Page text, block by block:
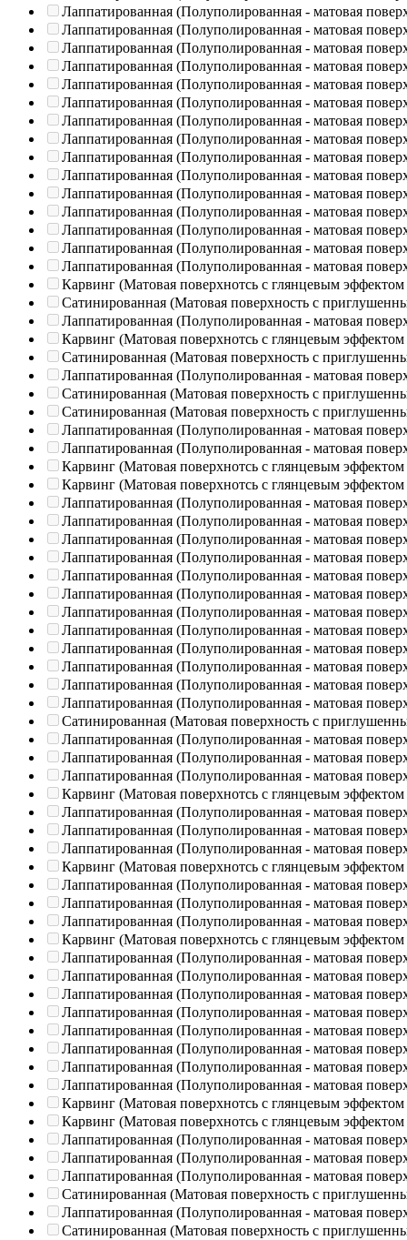
Лаппатированная (Полуполированная - матовая
Лаппатированная (Полуполированная - матовая
Лаппатированная (Полуполированная - матовая
Лаппатированная (Полуполированная - матовая
Лаппатированная (Полуполированная - матовая
Лаппатированная (Полуполированная - матовая
Лаппатированная (Полуполированная - матовая
Лаппатированная (Полуполированная - матовая
Лаппатированная (Полуполированная - матовая
Лаппатированная (Полуполированная - матовая
Лаппатированная (Полуполированная - матовая
Лаппатированная (Полуполированная - матовая
Лаппатированная (Полуполированная - матовая
Лаппатированная (Полуполированная - матовая
Лаппатированная (Полуполированная - матовая
Карвинг (Матовая поверхнотсь с глянцевым эффектом
Сатинированная (Матовая поверхность с
Лаппатированная (Полуполированная - матовая
Карвинг (Матовая поверхнотсь с глянцевым эффектом
Сатинированная (Матовая поверхность с
Лаппатированная (Полуполированная - матовая
Сатинированная (Матовая поверхность с
Сатинированная (Матовая поверхность с
Лаппатированная (Полуполированная - матовая
Лаппатированная (Полуполированная - матовая
Карвинг (Матовая поверхнотсь с глянцевым эффектом
Карвинг (Матовая поверхнотсь с глянцевым эффектом
Лаппатированная (Полуполированная - матовая
Лаппатированная (Полуполированная - матовая
Лаппатированная (Полуполированная - матовая
Лаппатированная (Полуполированная - матовая
Лаппатированная (Полуполированная - матовая
Лаппатированная (Полуполированная - матовая
Лаппатированная (Полуполированная - матовая
Лаппатированная (Полуполированная - матовая
Лаппатированная (Полуполированная - матовая
Лаппатированная (Полуполированная - матовая
Лаппатированная (Полуполированная - матовая
Лаппатированная (Полуполированная - матовая
Сатинированная (Матовая поверхность с
Лаппатированная (Полуполированная - матовая
Лаппатированная (Полуполированная - матовая
Лаппатированная (Полуполированная - матовая
Карвинг (Матовая поверхнотсь с глянцевым эффектом
Лаппатированная (Полуполированная - матовая
Лаппатированная (Полуполированная - матовая
Лаппатированная (Полуполированная - матовая
Карвинг (Матовая поверхнотсь с глянцевым эффектом
Лаппатированная (Полуполированная - матовая
Лаппатированная (Полуполированная - матовая
Лаппатированная (Полуполированная - матовая
Карвинг (Матовая поверхнотсь с глянцевым эффектом
Лаппатированная (Полуполированная - матовая
Лаппатированная (Полуполированная - матовая
Лаппатированная (Полуполированная - матовая
Лаппатированная (Полуполированная - матовая
Лаппатированная (Полуполированная - матовая
Лаппатированная (Полуполированная - матовая
Лаппатированная (Полуполированная - матовая
Лаппатированная (Полуполированная - матовая
Карвинг (Матовая поверхнотсь с глянцевым эффектом
Карвинг (Матовая поверхнотсь с глянцевым эффектом
Лаппатированная (Полуполированная - матовая
Лаппатированная (Полуполированная - матовая
Лаппатированная (Полуполированная - матовая
Сатинированная (Матовая поверхность с
Лаппатированная (Полуполированная - матовая
Сатинированная (Матовая поверхность с